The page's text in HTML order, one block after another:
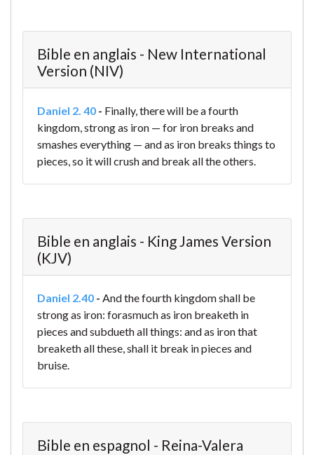
Bible en anglais - New International
Version (NIV)
Daniel 2. 40 - Finally, there will be a fourth
kingdom, strong as iron — for iron breaks and
smashes everything — and as iron breaks things to
pieces, so it will crush and break all the others.
Bible en anglais - King James Version
(KJV)
Daniel 2.40 - And the fourth kingdom shall be
strong as iron: forasmuch as iron breaketh in
pieces and subdueth all things: and as iron that
breaketh all these, shall it break in pieces and
bruise.
Bible en espagnol - Reina-Valera